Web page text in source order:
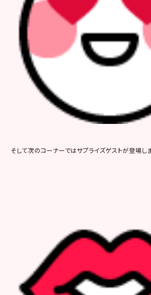
そして次のコーナーではサプライズゲストが登場し